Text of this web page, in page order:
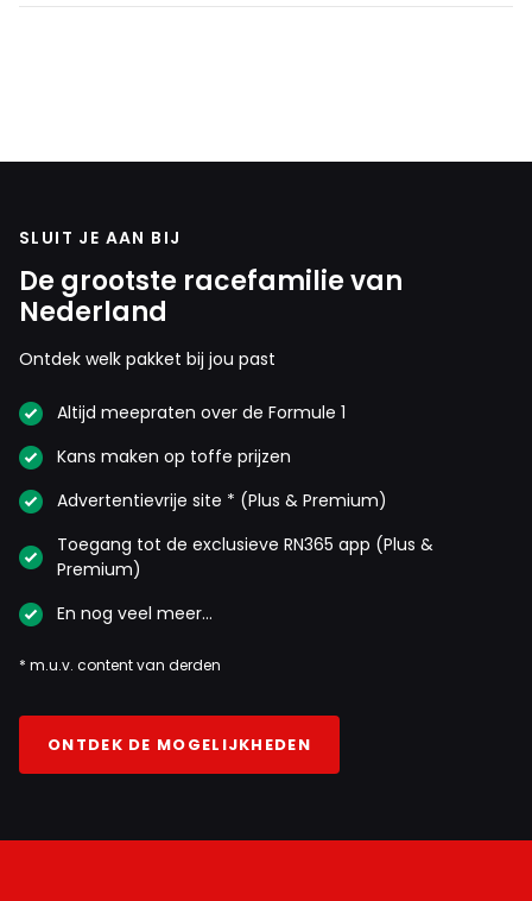
SLUIT JE AAN BIJ
De grootste racefamilie van
Nederland
Ontdek welk pakket bij jou past
Altijd meepraten over de Formule 1
Kans maken op toffe prijzen
Advertentievrije site * (Plus & Premium)
Toegang tot de exclusieve RN365 app (Plus &
Premium)
En nog veel meer…
* m.u.v. content van derden
ONTDEK DE MOGELIJKHEDEN